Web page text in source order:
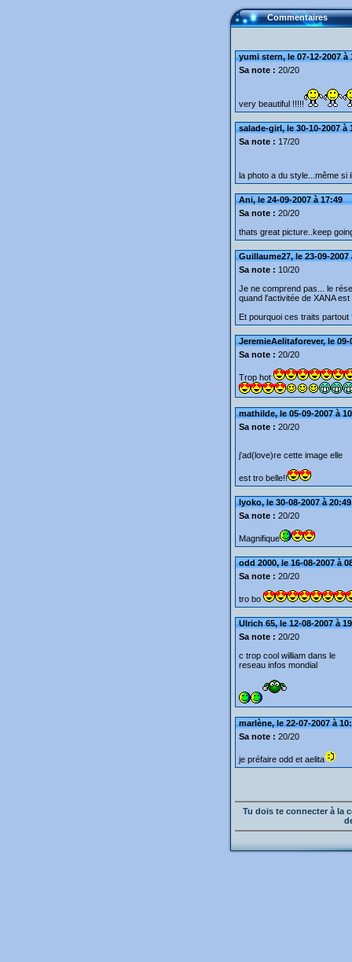
Commentaires
yumi stern, le 07-12-2007 à
Sa note : 20/20
very beautiful !!!!!
salade-girl, le 30-10-2007 à
Sa note : 17/20
la photo a du style...même si
Ani, le 24-09-2007 à 17:49
Sa note : 20/20
thats great picture..keep
Guillaume27, le 23-09-2007
Sa note : 10/20
Je ne comprend pas... le
quand l'activitée de XANA est
Et pourquoi ces traits
JeremieAelitaforever, le 09-
Sa note : 20/20
Trop hot
mathilde, le 05-09-2007 à
Sa note : 20/20
j'ad(love)re cette image elle
est tro belle!!
lyoko, le 30-08-2007 à 20:49
Sa note : 20/20
Magnifique
odd 2000, le 16-08-2007 à
Sa note : 20/20
tro bo
Ulrich 65, le 12-08-2007 à
Sa note : 20/20
c trop cool william dans le
reseau infos mondial
marlène, le 22-07-2007 à
Sa note : 20/20
je préfaire odd et aelita
Tu dois te connecter à la